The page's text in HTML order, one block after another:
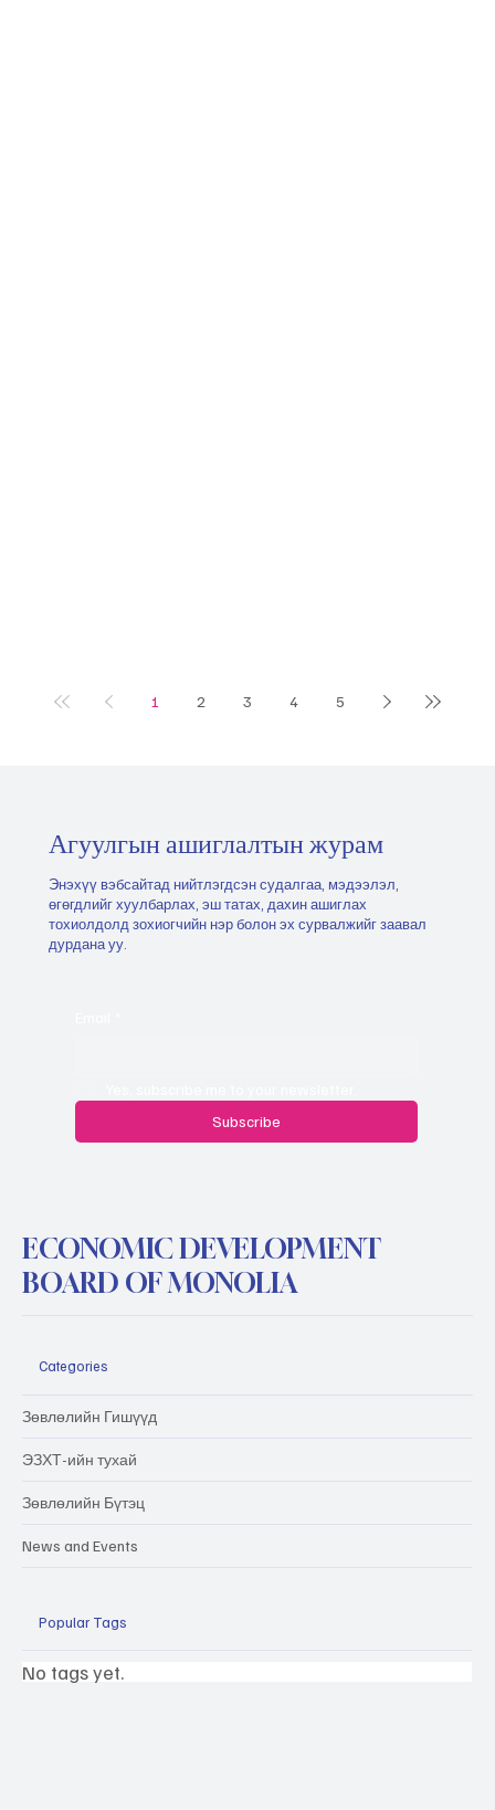
1 2 3 4 5
Агуулгын ашиглалтын журам
Subscribe
Энэхүү вэбсайтад нийтлэгдсэн судалгаа, мэдээлэл,
өгөгдлийг хуулбарлах, эш татах, дахин ашиглах
тохиолдолд зохиогчийн нэр болон эх сурвалжийг заавал
дурдана уу.
ECONOMIC DEVELOPMENT
BOARD OF MONOLIA
Categories
Зөвлөлийн Гишүүд
ЭЗХТ-ийн тухай
Зөвлөлийн Бүтэц
News and Events
Popular Tags
No tags yet.